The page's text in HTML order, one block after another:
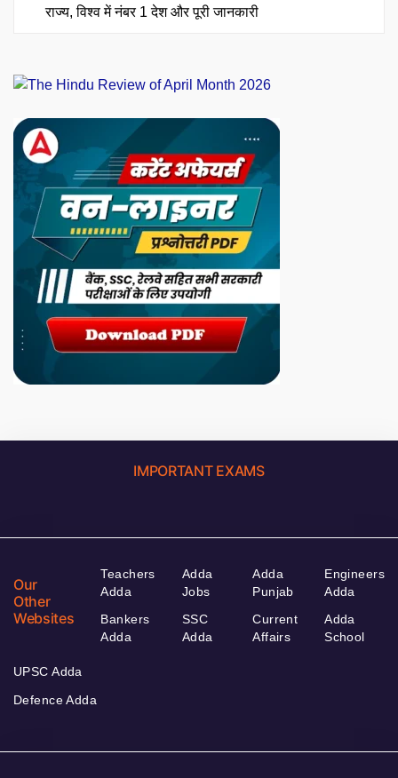
राज्य, विश्व में नंबर 1 देश और पूरी जानकारी
IMPORTANT EXAMS
Our
Other
Websites
Teachers
Adda
Bankers
Adda
Adda
Jobs
SSC
Adda
Adda
Punjab
Current
Affairs
Engineers
Adda
Adda
School
UPSC Adda
Defence Adda